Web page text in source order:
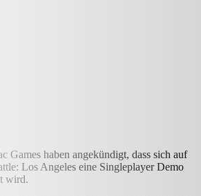
Games haben angekündigt, dass sich auf
Los Angeles eine Singleplayer Demo
wird.